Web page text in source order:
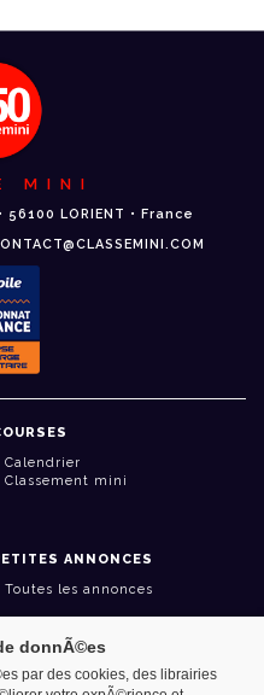
MINI
• 56100 LORIENT • France
Calendrier
Classement mini
ANNONCES
Toutes les annonces
donnÃ©es
par des cookies, des librairies